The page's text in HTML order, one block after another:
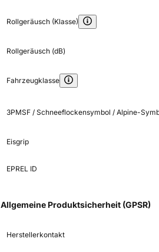
Rollgeräusch (Klasse)
Rollgeräusch (dB)
Fahrzeugklasse
3PMSF / Schneeflockensymbol / Alpine-
Eisgrip
EPREL ID
Allgemeine Produktsicherheit (GPSR)
Herstellerkontakt